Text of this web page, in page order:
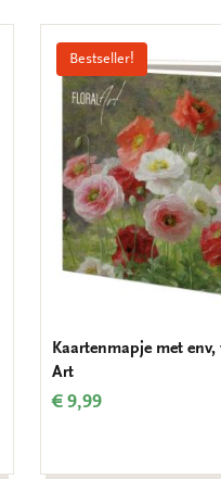
Bestseller!
Kaartenmapje met env,
Art
€ 9,99